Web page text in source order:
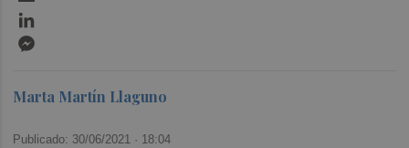
Marta Martín Llaguno
Publicado: 30/06/2021 · 18:04